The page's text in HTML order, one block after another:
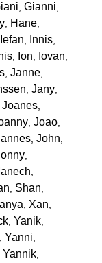
, Gianni,
, Hane,
Iefan, Innis,
, Ion, Iovan,
, Janne,
, Jany,
Joanes,
, Joao,
, John,
,
,
, Shan,
, Xan,
, Yanik,
, Yanni,
Yannik,